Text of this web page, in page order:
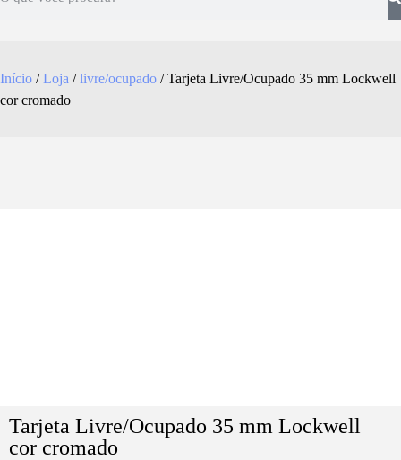
Início /Loja /livre/ocupado / Tarjeta Livre/Ocupado 35 mm Lockwell
cor cromado
Tarjeta Livre/Ocupado 35 mm Lockwell
cor cromado